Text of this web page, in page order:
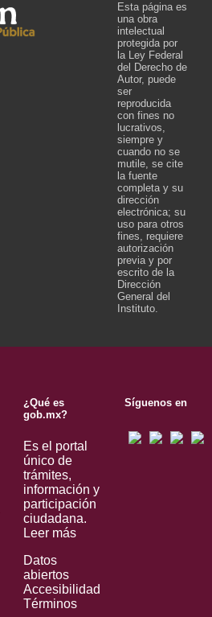
Esta página es
una obra
intelectual
protegida por
la Ley Federal
del Derecho de
Autor, puede
ser
reproducida
con fines no
lucrativos,
siempre y
cuando no se
mutile, se cite
la fuente
completa y su
dirección
electrónica; su
uso para otros
fines, requiere
autorización
previa y por
escrito de la
Dirección
General del
Instituto.
¿Qué es
gob.mx?
Es el portal
único de
trámites,
información y
participación
ciudadana.
Leer más
Datos
abiertos
Accesibilidad
Términos
Síguenos en